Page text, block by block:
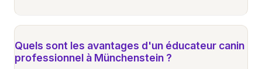
Quels sont les avantages d'un éducateur canin
professionnel à Münchenstein ?